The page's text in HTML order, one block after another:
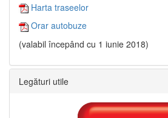
Harta traseelor
Orar autobuze
(valabil începând cu 1 iunie 2018)
Legături utile